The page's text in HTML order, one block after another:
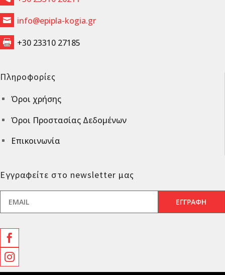
 info@epipla-kogia.gr
 +30 23310 27185
Πληροφορίες
^ Όροι χρήσης
^ Όροι Προστασίας Δεδομένων
^ Επικοινωνία
Εγγραφείτε στο newsletter μας

